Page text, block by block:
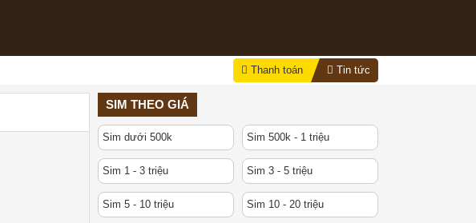
Thanh toán Tin tức
SIM THEO GIÁ
Sim dưới 500k Sim 500k - 1 triệu
Sim 1 - 3 triệu Sim 3 - 5 triệu
Sim 5 - 10 triệu Sim 10 - 20 triệu